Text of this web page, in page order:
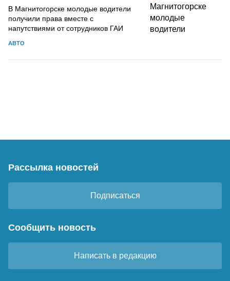
В Магнитогорске молодые водители
получили права вместе с
напутствиями от сотрудников ГАИ
АВТО
Рассылка новостей
Подписаться
Сообщить новость
Написать в редакцию